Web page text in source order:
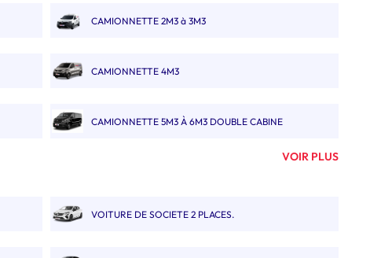
CAMIONNETTE 2M3 à 3M3
CAMIONNETTE 4M3
CAMIONNETTE 5M3 À 6M3 DOUBLE CABINE
VOIR PLUS
VOITURE DE SOCIETE 2 PLACES.